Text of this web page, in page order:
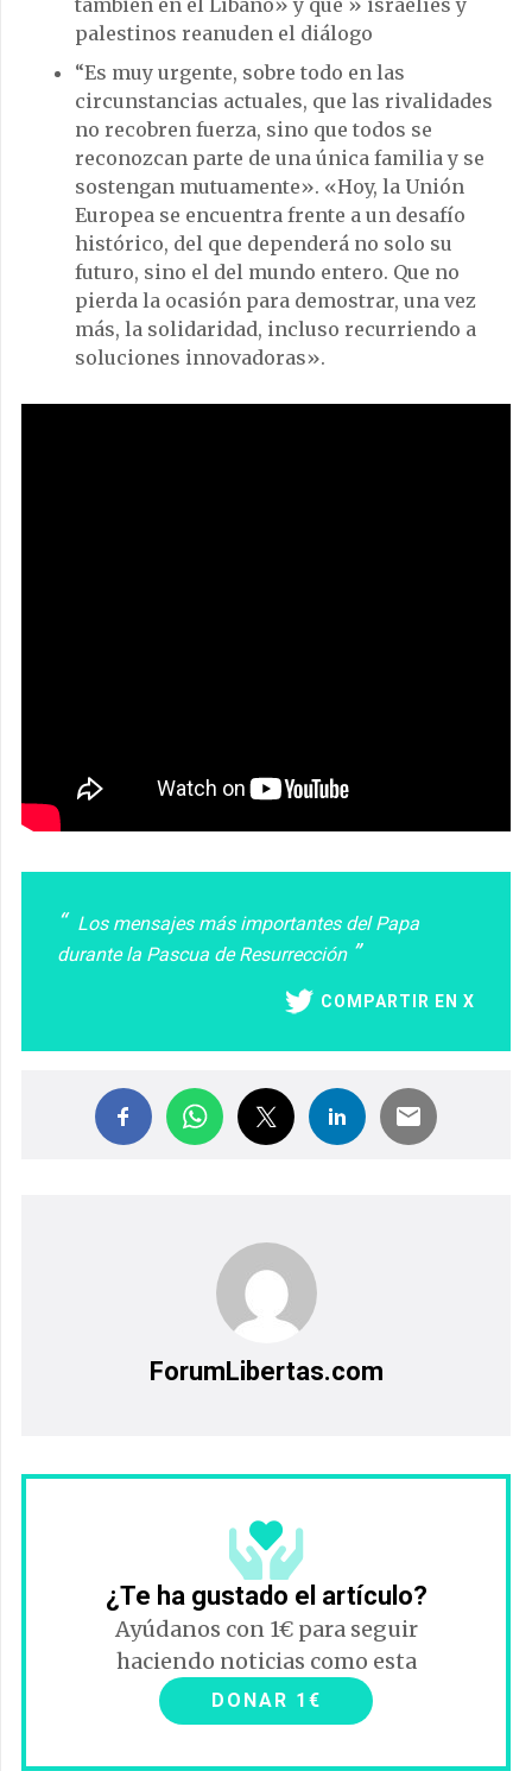
también en el Líbano» y que » israelíes y
palestinos reanuden el diálogo
“Es muy urgente, sobre todo en las
circunstancias actuales, que las rivalidades
no recobren fuerza, sino que todos se
reconozcan parte de una única familia y se
sostengan mutuamente». «Hoy, la Unión
Europea se encuentra frente a un desafío
histórico, del que dependerá no solo su
futuro, sino el del mundo entero. Que no
pierda la ocasión para demostrar, una vez
más, la solidaridad, incluso recurriendo a
soluciones innovadoras».
Los mensajes más importantes del Papa
durante la Pascua de Resurrección
COMPARTIR EN X
ForumLibertas.com
¿Te ha gustado el artículo?
Ayúdanos con 1€ para seguir
haciendo noticias como esta
DONAR 1€